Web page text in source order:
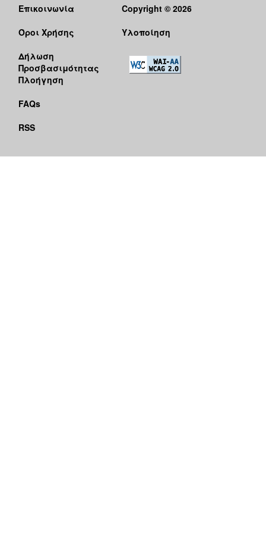
Επικοινωνία
Όροι Χρήσης
Δήλωση
Προσβασιμότητας
Πλοήγηση
FAQs
RSS
Copyright © 2026
Υλοποίηση